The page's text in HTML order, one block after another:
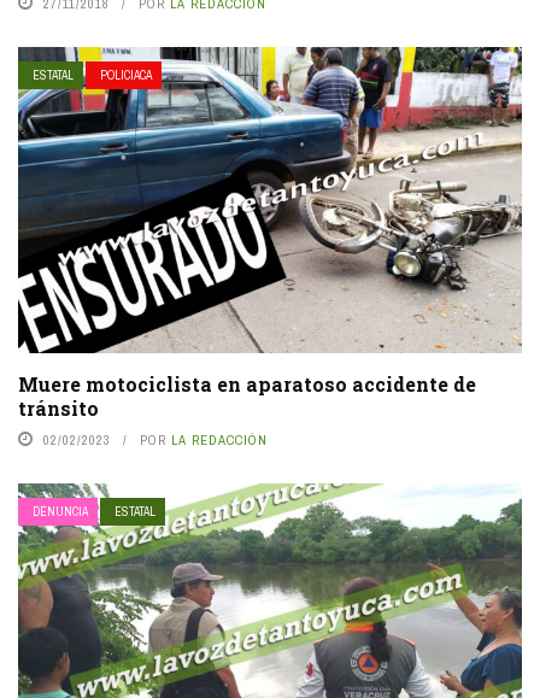
27/11/2018 POR LA REDACCIÓN
ESTATAL POLICIACA
Muere motociclista en aparatoso accidente de
tránsito
02/02/2023 POR LA REDACCIÓN
DENUNCIA ESTATAL